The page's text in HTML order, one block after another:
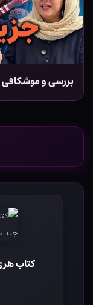
بررسی و موشکافی مستند سریال
کتاب